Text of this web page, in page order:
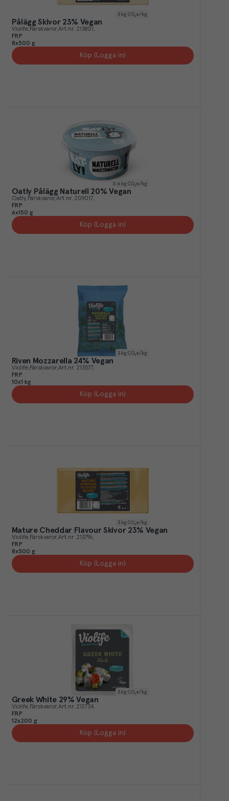
3 kg CO₂e/kg
Pålägg Skivor 23% Vegan
Violife Färskvaror Art.nr. 213801
FRP
8x500 g
Köp (Logga in)
5.6 kg CO₂e/kg
Oatly Pålägg Naturell 20% Vegan
Oatly Färskvaror Art.nr. 209017
FRP
6x150 g
Köp (Logga in)
3 kg CO₂e/kg
Riven Mozzarella 24% Vegan
Violife Färskvaror Art.nr. 213577
FRP
10x1 kg
Köp (Logga in)
3 kg CO₂e/kg
Mature Cheddar Flavour Skivor 23% Vegan
Violife Färskvaror Art.nr. 213796
FRP
8x500 g
Köp (Logga in)
3 kg CO₂e/kg
Greek White 29% Vegan
Violife Färskvaror Art.nr. 212734
FRP
12x200 g
Köp (Logga in)